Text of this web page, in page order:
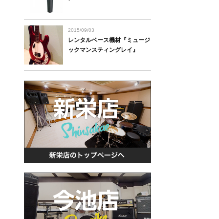
2015/09/03
レンタルベース機材『ミュージ
ックマンスティングレイ』